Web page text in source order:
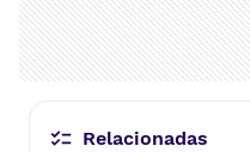
Relacionadas